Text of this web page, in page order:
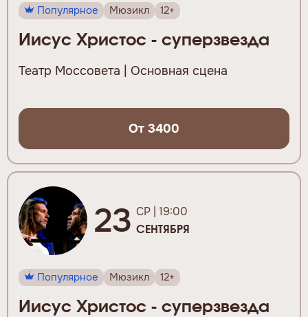
Популярное Мюзикл 12+
Иисус Христос - суперзвезда
Театр Моссовета | Основная сцена
От 3400
23 СР | 19:00
СЕНТЯБРЯ
Популярное Мюзикл 12+
Иисус Христос - суперзвезда